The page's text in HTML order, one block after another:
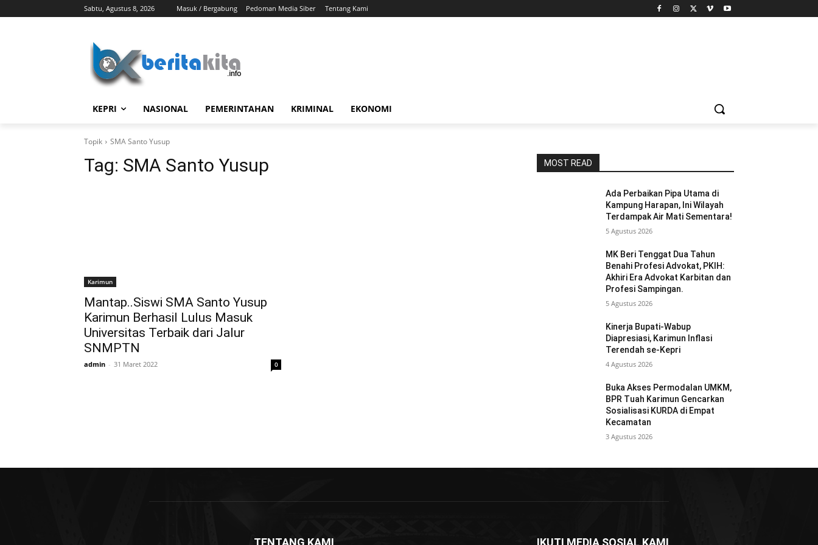
Sabtu, Agustus 8, 2026 Masuk / Bergabung Pedoman Media Siber Tentang Kami
KEPRI NASIONAL PEMERINTAHAN KRIMINAL EKONOMI
Topik SMA Santo Yusup
Tag: SMA Santo Yusup
Karimun
Mantap..Siswi SMA Santo Yusup
Karimun Berhasil Lulus Masuk
Universitas Terbaik dari Jalur
SNMPTN
admin - 31 Maret 2022 0
MOST READ
Ada Perbaikan Pipa Utama di
Kampung Harapan, Ini Wilayah
Terdampak Air Mati Sementara!
5 Agustus 2026
MK Beri Tenggat Dua Tahun
Benahi Profesi Advokat, PKIH:
Akhiri Era Advokat Karbitan dan
Profesi Sampingan.
5 Agustus 2026
Kinerja Bupati-Wabup
Diapresiasi, Karimun Inflasi
Terendah se-Kepri
4 Agustus 2026
Buka Akses Permodalan UMKM,
BPR Tuah Karimun Gencarkan
Sosialisasi KURDA di Empat
Kecamatan
3 Agustus 2026
TENTANG KAMI IKUTI MEDIA SOSIAL KAMI